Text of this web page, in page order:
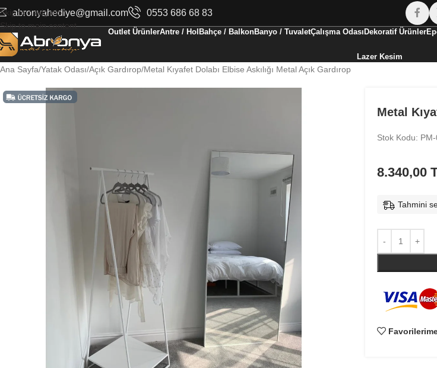
Skip to navigation
Skip to main content
abronyahediye@gmail.com 0553 686 68 83
Outlet ÜrünlerAntre / Hol Bahçe / BalkonBanyo / TuvaletÇalışma Odası Dekoratif Ürünler
Lazer Kesim
Ana Sayfa Yatak Odası Açık Gardırop Metal Kıyafet Dolabı Elbise Askılığı Metal Açık Gardırop
Metal
Stok Kodu:
8.340,00
Tahmini